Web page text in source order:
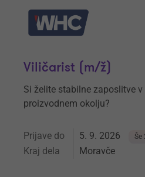
Viličarist (m/ž)
Si želite stabilne zaposlitve
proizvodnem okolju?
Prijave do 5. 9. 2026 Še
Kraj dela Moravče